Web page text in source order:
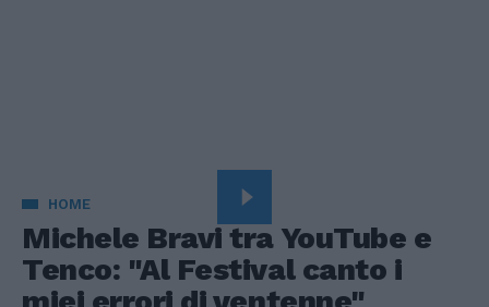
HOME
Michele Bravi tra YouTube e
Tenco: "Al Festival canto i